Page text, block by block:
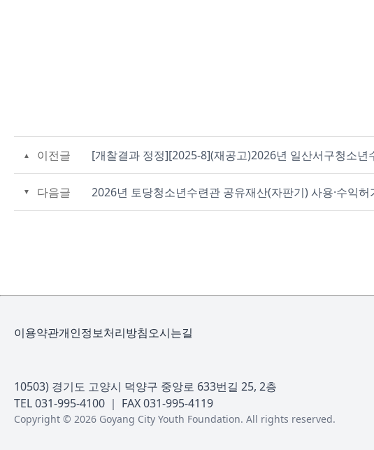
이전글 [개찰결과 정정][2025-8](재공고)2026년 일산서구청소
다음글 2026년 토당청소년수련관 공유재산(자판기) 사용·수익
10503) 경기도 고양시 덕양구 중앙로 633번길 25, 2층
TEL 031-995-4100 ｜ FAX 031-995-4119
Copyright © 2026 Goyang City Youth Foundation. All rights reserved.
이용약관개인정보처리방침오시는길